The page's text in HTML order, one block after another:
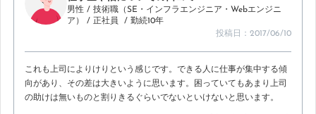
男性 / 技術職（SE・インフラエンジニア・Webエンジニ
ア）
/ 正社員
/ 勤続10年
投稿日：2017/06/10
これも上司によりけりという感じです。できる人に仕事が集中する傾
向があり、その差は大きいように思います。困っていてもあまり上司
の助けは無いものと割りきるぐらいでないといけないと思います。